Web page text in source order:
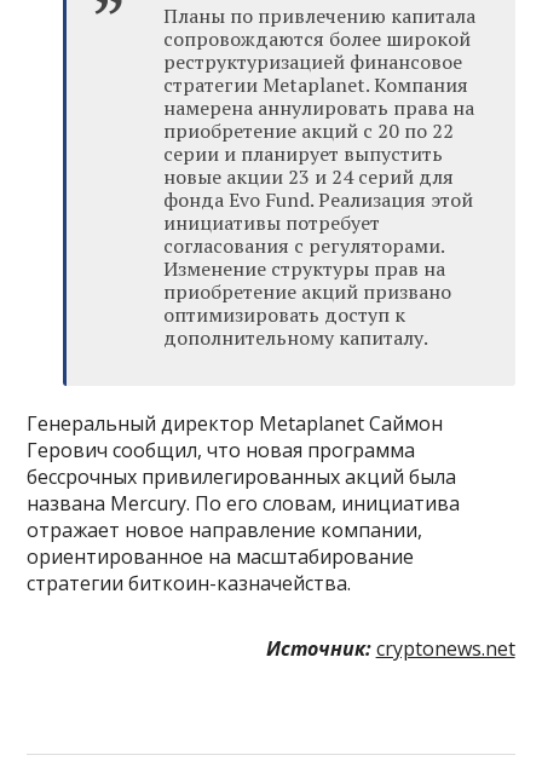
Планы по привлечению капитала
сопровождаются более широкой
реструктуризацией финансовое
стратегии Metaplanet. Компания
намерена аннулировать права на
приобретение акций с 20 по 22
серии и планирует выпустить
новые акции 23 и 24 серий для
фонда Evo Fund. Реализация этой
инициативы потребует
согласования с регуляторами.
Изменение структуры прав на
приобретение акций призвано
оптимизировать доступ к
дополнительному капиталу.
Генеральный директор Metaplanet Саймон
Герович сообщил, что новая программа
бессрочных привилегированных акций была
названа Mercury. По его словам, инициатива
отражает новое направление компании,
ориентированное на масштабирование
стратегии биткоин-казначейства.
Источник: cryptonews.net